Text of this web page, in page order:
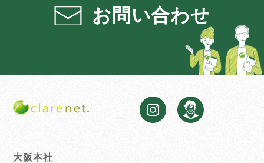
お問い合わせ
大阪本社